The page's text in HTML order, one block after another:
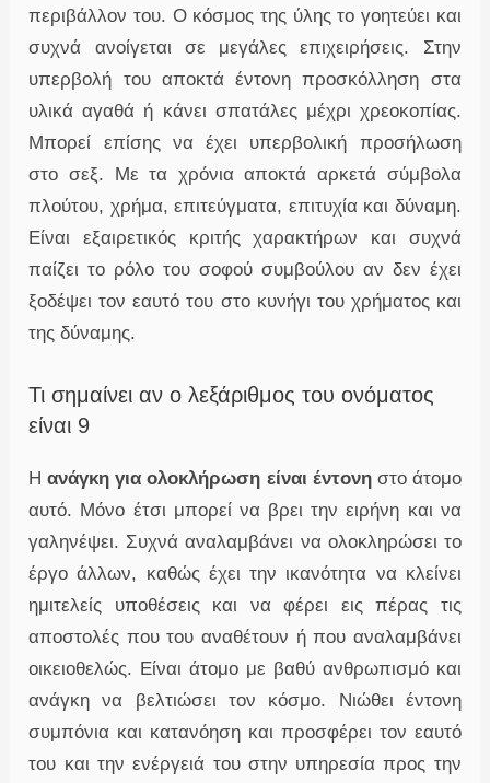
περιβάλλον του. Ο κόσμος της ύλης το γοητεύει και
συχνά ανοίγεται σε μεγάλες επιχειρήσεις. Στην
υπερβολή του αποκτά έντονη προσκόλληση στα
υλικά αγαθά ή κάνει σπατάλες μέχρι χρεοκοπίας.
Μπορεί επίσης να έχει υπερβολική προσήλωση
στο σεξ. Με τα χρόνια αποκτά αρκετά σύμβολα
πλούτου, χρήμα, επιτεύγματα, επιτυχία και δύναμη.
Είναι εξαιρετικός κριτής χαρακτήρων και συχνά
παίζει το ρόλο του σοφού συμβούλου αν δεν έχει
ξοδέψει τον εαυτό του στο κυνήγι του χρήματος και
της δύναμης.
Τι σημαίνει αν ο λεξάριθμος του ονόματος
είναι 9
Ηανάγκη για ολοκλήρωση είναι έντονηστο άτομο
αυτό. Μόνο έτσι μπορεί να βρει την ειρήνη και να
γαληνέψει. Συχνά αναλαμβάνει να ολοκληρώσει το
έργο άλλων, καθώς έχει την ικανότητα να κλείνει
ημιτελείς υποθέσεις και να φέρει εις πέρας τις
αποστολές που του αναθέτουν ή που αναλαμβάνει
οικειοθελώς. Είναι άτομο με βαθύ ανθρωπισμό και
ανάγκη να βελτιώσει τον κόσμο. Νιώθει έντονη
συμπόνια και κατανόηση και προσφέρει τον εαυτό
του και την ενέργειά του στην υπηρεσία προς την